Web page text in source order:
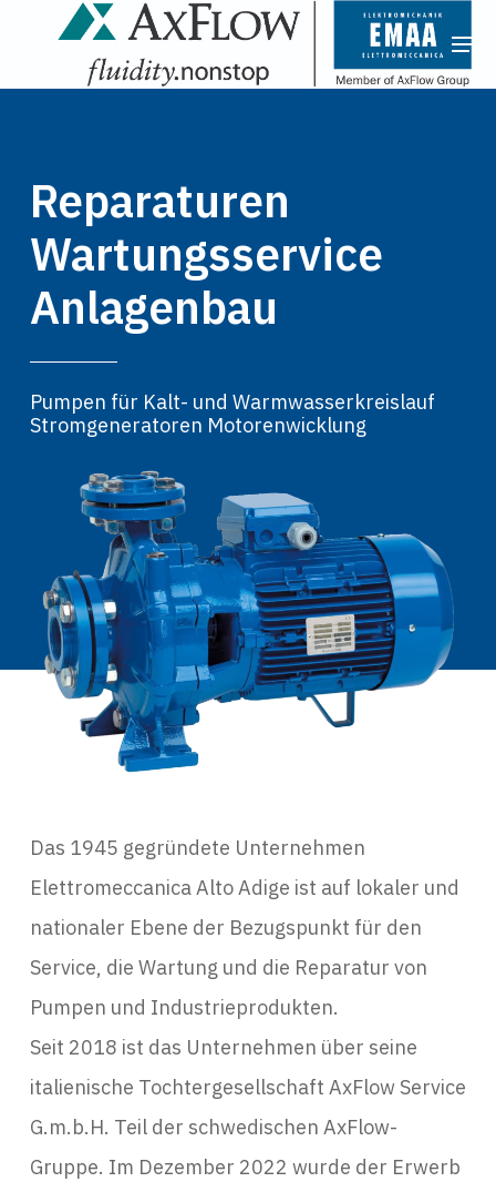
Reparaturen
Wartungsservice
Anlagenbau
Pumpen für Kalt- und Warmwasserkreislauf
Stromgeneratoren Motorenwicklung
Das 1945 gegründete Unternehmen
Elettromeccanica Alto Adige ist auf lokaler und
nationaler Ebene der Bezugspunkt für den
Service, die Wartung und die Reparatur von
Pumpen und Industrieprodukten.
Seit 2018 ist das Unternehmen über seine
italienische Tochtergesellschaft AxFlow Service
G.m.b.H. Teil der schwedischen AxFlow-
Gruppe. Im Dezember 2022 wurde der Erwerb
Menu